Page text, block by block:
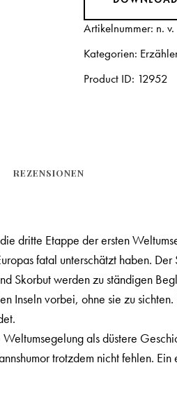
Artikelnummer: n. v.
Kategorien:
Product ID: 12952
REZENSIONEN
dritte Etappe der ersten
fatal unterschätzt haben.
Skorbut werden zu ständigen
Inseln vorbei, ohne sie zu
als düstere
trotzdem nicht fehlen.